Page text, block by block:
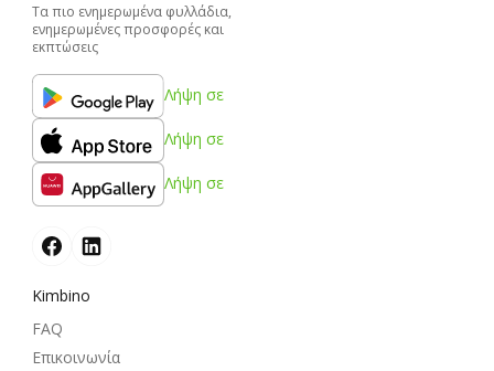
Τα πιο ενημερωμένα φυλλάδια,
ενημερωμένες προσφορές και
εκπτώσεις
Λήψη σε
Λήψη σε
Λήψη σε
Kimbino
FAQ
Επικοινωνία